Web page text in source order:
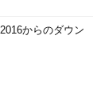
からのダウン